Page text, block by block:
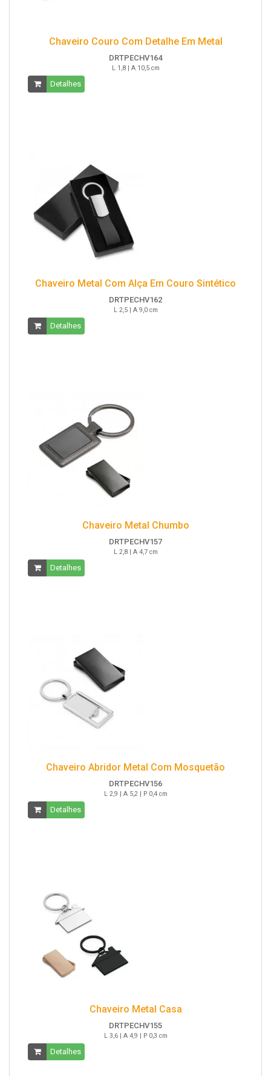
Chaveiro Couro Com Detalhe Em Metal
DRTPECHV164
L 1,8 | A 10,5 cm
Detalhes
Chaveiro Metal Com Alça Em Couro Sintético
DRTPECHV162
L 2,5 | A 9,0 cm
Detalhes
Chaveiro Metal Chumbo
DRTPECHV157
L 2,8 | A 4,7 cm
Detalhes
Chaveiro Abridor Metal Com Mosquetão
DRTPECHV156
L 2,9 | A 5,2 | P 0,4 cm
Detalhes
Chaveiro Metal Casa
DRTPECHV155
L 3,6 | A 4,9 | P 0,3 cm
Detalhes